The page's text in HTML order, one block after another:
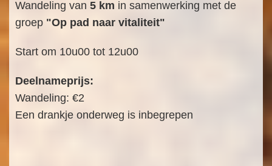
Wandeling van 5 km in samenwerking met de
groep "Op pad naar vitaliteit"
Start om 10u00 tot 12u00
Deelnameprijs:
Wandeling: €2
Een drankje onderweg is inbegrepen